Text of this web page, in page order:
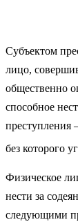
Субъектом
лицо,
общественно
способное
преступления
без которого
Физическое
нести за
следующими